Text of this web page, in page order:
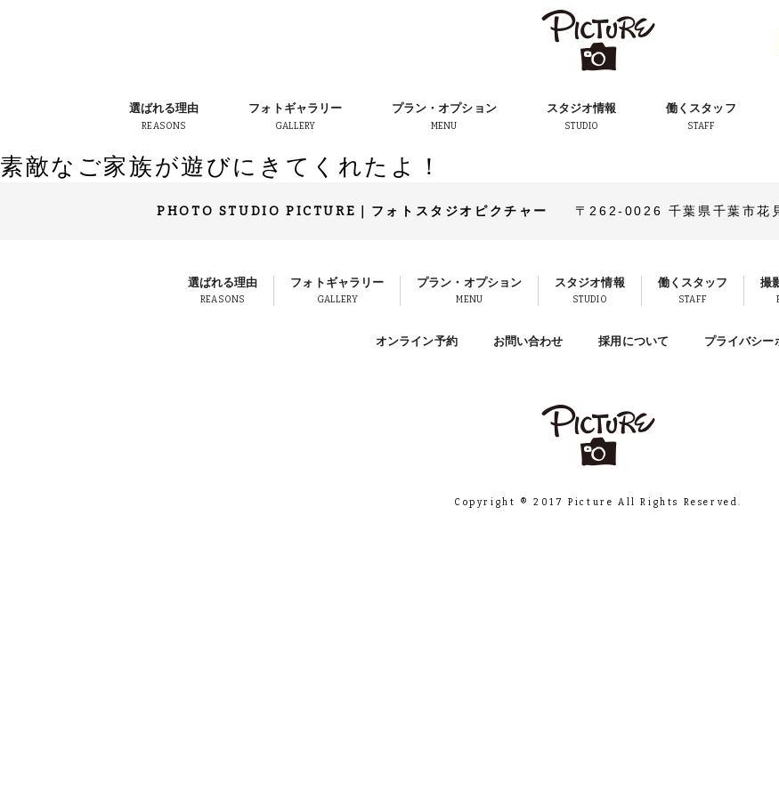
選ばれる理由
REASONS
フォトギャラリー
GALLERY
プラン・オプション
MENU
スタジオ情報
STUDIO
働くスタッフ
STAFF
素敵なご家族が遊びにきてくれたよ！
PHOTO STUDIO PICTURE フォトスタジオピクチャー 〒262-0026 千葉県千葉市
選ばれる理由
REASONS
フォトギャラリー
GALLERY
プラン・オプション
MENU
スタジオ情報
STUDIO
働くスタッフ
STAFF
撮
オンライン予約 お問い合わせ 採用について プライバシー
Copyright ® 2017 Picture All Rights Reserved.